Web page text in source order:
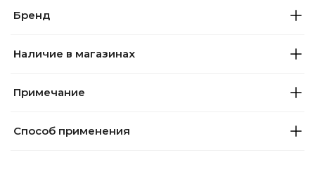
Бренд
Наличие в магазинах
Примечание
Способ применения